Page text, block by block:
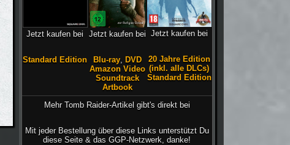
Jetzt kaufen bei
Standard Edition
Jetzt kaufen bei
Blu-ray, DVD
Amazon Video
Soundtrack
Artbook
Jetzt kaufen bei
20 Jahre Edition
(inkl. alle DLCs)
Standard Edition
Mehr Tomb Raider-Artikel gibt's direkt bei
Mit jeder Bestellung über diese Links unterstützt Du
diese Seite & das GGP-Netzwerk, danke!